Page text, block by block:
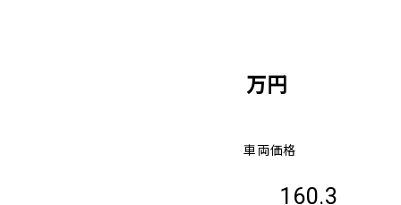
万円
車両価格
160.3